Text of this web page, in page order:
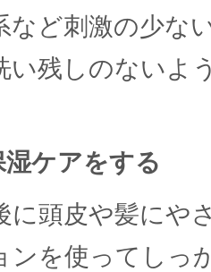
など刺激の少な
い残しのないよ
ケアをする
に頭皮や髪にや
ンを使ってしっ